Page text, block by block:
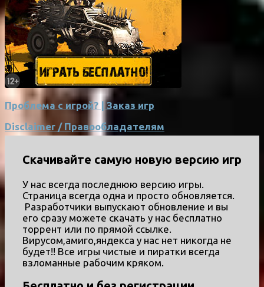
Проблема с игрой? | Заказ игр
Disclaimer / Правообладателям
Скачивайте самую новую версию игр
У нас всегда последнюю версию игры.
Страница всегда одна и просто обновляется.
Разработчики выпускают обновление и вы
его сразу можете скачать у нас бесплатно
торрент или по прямой ссылке.
Вирусом,амиго,яндекса у нас нет никогда не
будет!! Все игры чистые и пиратки всегда
взломанные рабочим кряком.